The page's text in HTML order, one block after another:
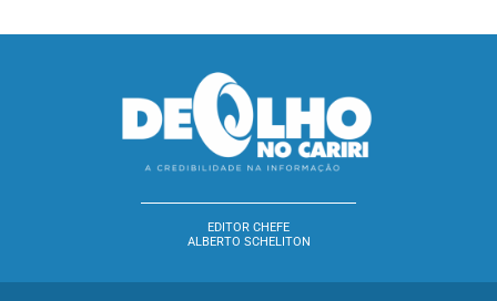
EDITOR CHEFE
ALBERTO SCHELITON